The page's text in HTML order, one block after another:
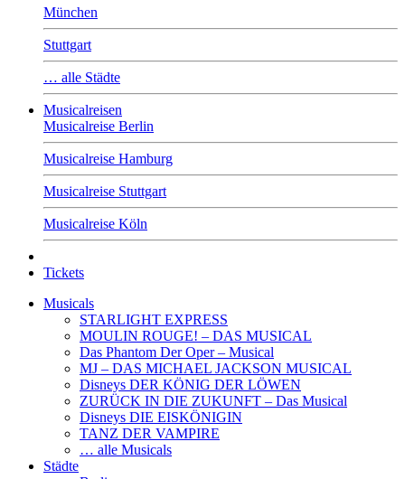
München
Stuttgart
… alle Städte
Musicalreisen
Musicalreise Berlin
Musicalreise Hamburg
Musicalreise Stuttgart
Musicalreise Köln
Tickets
Musicals
STARLIGHT EXPRESS
MOULIN ROUGE! – DAS MUSICAL
Das Phantom Der Oper – Musical
MJ – DAS MICHAEL JACKSON MUSICAL
Disneys DER KÖNIG DER LÖWEN
ZURÜCK IN DIE ZUKUNFT – Das Musical
Disneys DIE EISKÖNIGIN
TANZ DER VAMPIRE
… alle Musicals
Städte